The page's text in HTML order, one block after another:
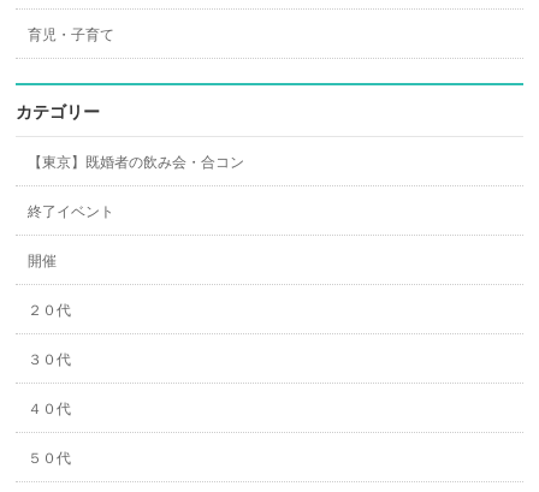
育児・子育て
カテゴリー
【東京】既婚者の飲み会・合コン
終了イベント
開催
２０代
３０代
４０代
５０代